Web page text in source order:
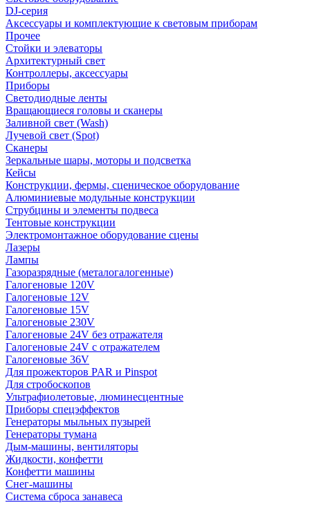
DJ-серия
Аксессуары и комплектующие к световым приборам
Прочее
Стойки и элеваторы
Архитектурный свет
Контроллеры, аксессуары
Приборы
Светодиодные ленты
Вращающиеся головы и сканеры
Заливной свет (Wash)
Лучевой свет (Spot)
Сканеры
Зеркальные шары, моторы и подсветка
Кейсы
Конструкции, фермы, сценическое оборудование
Алюминиевые модульные конструкции
Струбцины и элементы подвеса
Тентовые конструкции
Электромонтажное оборудование сцены
Лазеры
Лампы
Газоразрядные (металогалогенные)
Галогеновые 120V
Галогеновые 12V
Галогеновые 15V
Галогеновые 230V
Галогеновые 24V без отражателя
Галогеновые 24V с отражателем
Галогеновые 36V
Для прожекторов PAR и Pinspot
Для стробоскопов
Ультрафиолетовые, люминесцентные
Приборы спецэффектов
Генераторы мыльных пузырей
Генераторы тумана
Дым-машины, вентиляторы
Жидкости, конфетти
Конфетти машины
Снег-машины
Система сброса занавеса